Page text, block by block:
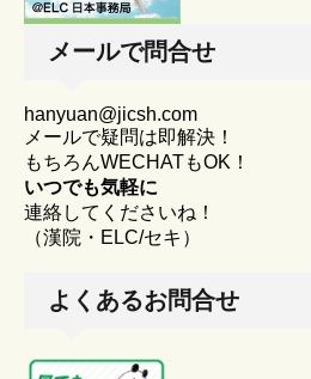
メールで問合せ
hanyuan@jicsh.com
メールで疑問は即解決！
もちろんWECHATもOK！
いつでも気軽に
連絡してくださいね！
（漢院・ELC/セキ）
よくあるお問合せ